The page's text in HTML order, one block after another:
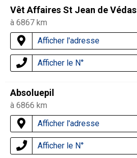
Vêt Affaires St Jean de Védas
à 6867 km
Afficher l'adresse
Afficher le N°
Absoluepil
à 6866 km
Afficher l'adresse
Afficher le N°